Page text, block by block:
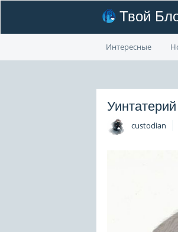
Твой
Интересные
Уинтатерий
custodian